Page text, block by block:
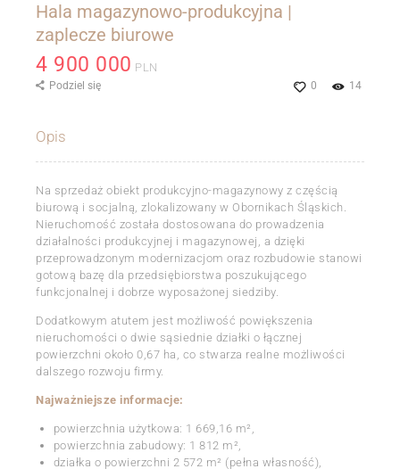
Hala magazynowo-produkcyjna |
zaplecze biurowe
4 900 000 PLN
14
0
Podziel się
Opis
Na sprzedaż obiekt produkcyjno-magazynowy z częścią
biurową i socjalną, zlokalizowany w Obornikach Śląskich.
Nieruchomość została dostosowana do prowadzenia
działalności produkcyjnej i magazynowej, a dzięki
przeprowadzonym modernizacjom oraz rozbudowie stanowi
gotową bazę dla przedsiębiorstwa poszukującego
funkcjonalnej i dobrze wyposażonej siedziby.
Dodatkowym atutem jest możliwość powiększenia
nieruchomości o dwie sąsiednie działki o łącznej
powierzchni około 0,67 ha, co stwarza realne możliwości
dalszego rozwoju firmy.
Najważniejsze informacje:
powierzchnia użytkowa: 1 669,16 m²,
powierzchnia zabudowy: 1 812 m²,
działka o powierzchni 2 572 m² (pełna własność),